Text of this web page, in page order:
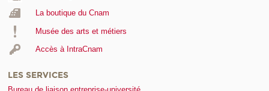
La boutique du Cnam
Musée des arts et métiers
Accès à IntraCnam
LES SERVICES